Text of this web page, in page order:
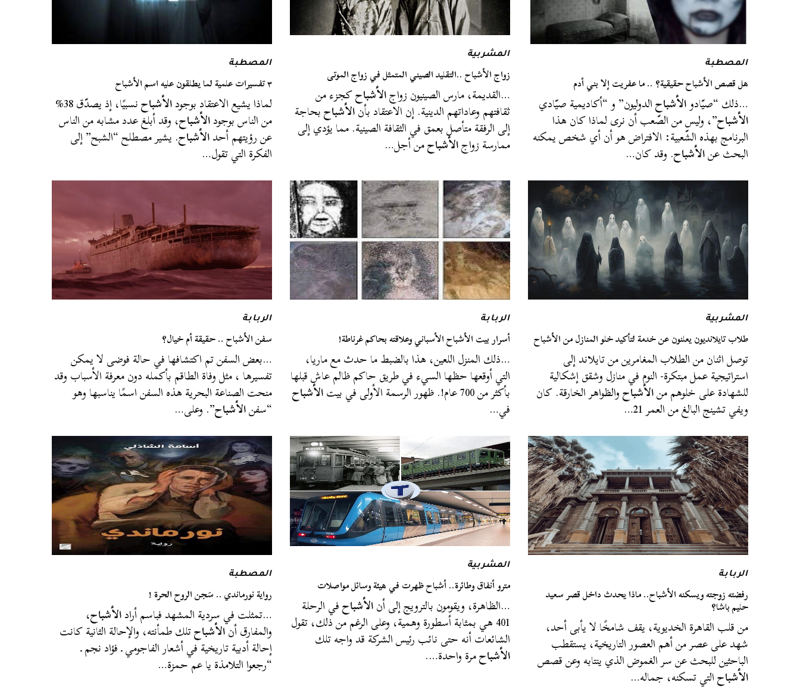
المصطبة
هل قصص الأشباح حقيقية؟ .. ما عفريت إلا بني أدم
…ذلك “صيّادوالأشباحالدوليون” و “أكاديمية صيّادي
الأشباح”، وليس من الصّعب أن نرى لماذا كان هذا
البرنامج بهذه الشّعبية: الافتراض هو أن أي شخص يمكنه
البحث عنالأشباح. وقد كان…
المشربية
زواج الأشباح ..التقليد الصيني المتمثل في زواج الموتى
…القديمة، مارس الصينيون زواجالأشباحكجزء من
ثقافتهم وعاداتهم الدينية. إن الاعتقاد بأنالأشباحبحاجة
إلى الرفقة متأصل بعمق في الثقافة الصينية. مما يؤدي إلى
ممارسة زواجالأشباحمن أجل…
المصطبة
٣ تفسيرات علمية لما يطلقون عليه اسم الأشباح
لماذا يشيع الاعتقاد بوجودالأشباح نسبيًا، إذ يصدّق 38%
من الناس بوجودالأشباح، وقد أبلغ عدد مشابه من الناس
عن رؤيتهم أحدالأشباح. يشير مصطلح “الشبح” إلى
الفكرة التي تقول…
المشربية
طلاب تايلانديون يعلنون عن خدمة لتأكيد خلو المنازل من الأشباح
توصل اثنان من الطلاب المغامرين من تايلاند إلى
استراتيجية عمل مبتكرة- النوم في منازل وشقق إشكالية
للشهادة على خلوهم منالأشباحوالظواهر الخارقة. كان
ويفي تشينج البالغ من العمر 21…
الربابة
أسرار بيت الأشباح الأسباني وعلاقته بحاكم غرناطة!
…ذلك المنزل اللعين، هذا بالضبط ما حدث مع ماريا،
التي أوقعها حظها السيء في طريق حاكم ظالم عاش قبلها
بأكثر من 700 عام!. ظهور الرسمة الأولى في بيت الأشباح
في…
الربابة
سفن الأشباح .. حقيقة أم خيال؟
…بعض السفن تم اكتشافها في حالة فوضى لا يمكن
تفسيرها ، مثل وفاة الطاقم بأكمله دون معرفة الأسباب وقد
منحت الصناعة البحرية هذه السفن اسمًا يناسبها وهو
“سفنالأشباح”. وعلى…
الربابة
رفضته زوجته ويسكنه الأشباح.. ماذا يحدث داخل قصر سعيد
حليم باشا؟
من قلب القاهرة الخديوية، يقف شامخًا لا يأبى أحد،
شهد على عصر من أهم العصور التاريخية، يستقطب
الباحثين للبحث عن سر الغموض الذي ينتابه وعن قصص
الأشباحالتي تسكنه، جماله…
المشربية
مترو أنفاق وطائرة.. أشباح ظهرت في هيئة وسائل مواصلات
…الظاهرة، ويقومون بالترويج إلى أنالأشباحفي الرحلة
401 هي بمثابة أسطورة وهمية، وعلى الرغم من ذلك، تقول
الشائعات أنه حتى نائب رئيس الشركة قد واجه تلك
الأشباحمرة واحدة….
المصطبة
رواية نورماندي .. سَجن الروح الحرة !
…تمثلت في سردية المشهد فباسم أرادالأشباح،
والمفارق أنالأشباحتلك طمأنته، والإحالة الثانية كانت
إحالة أدبية تاريخية في أشعار الفاجومي ـ فؤاد نجم ـ
“رجعوا التلامذة يا عم حمزة…